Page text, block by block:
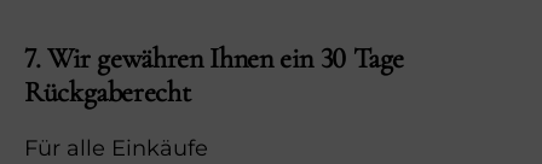
7. Wir gewähren Ihnen ein 30 Tage
Rückgaberecht
Für alle Einkäufe